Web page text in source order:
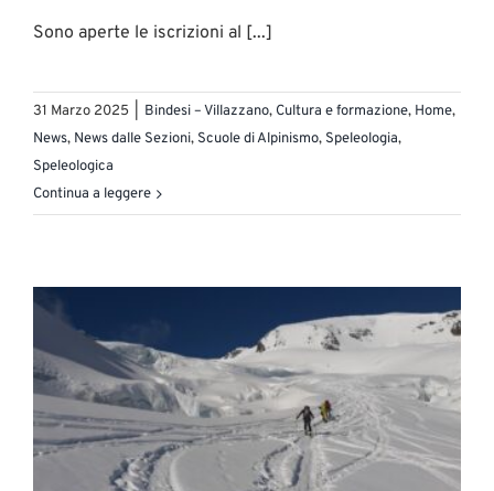
Sono aperte le iscrizioni al [...]
31 Marzo 2025 Bindesi – Villazzano, Cultura e formazione, Home,
News, News dalle Sezioni, Scuole di Alpinismo, Speleologia,
Speleologica
Continua a leggere